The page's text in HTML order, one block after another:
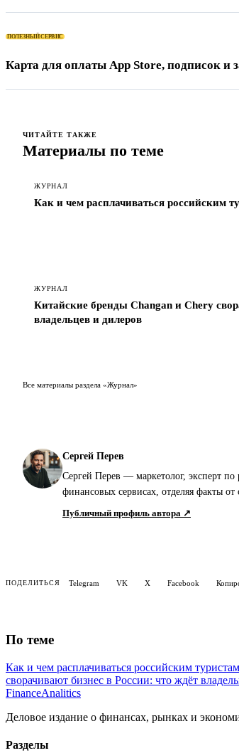
ПОЛЕЗНЫЙ СЕРВИС
Карта для оплаты App Store, подписок и
ЧИТАЙТЕ ТАКЖЕ
Материалы по теме
ЖУРНАЛ
Как и чем расплачиваться российским
ЖУРНАЛ
Китайские бренды Changan и Chery
владельцев и дилеров
Все материалы раздела «Журнал»
Сергей Перев
Сергей Перев — маркетолог, эксперт
финансовых сервисах, отделяя факты от
Публичный профиль автора ↗
ПОДЕЛИТЬСЯ Telegram VK X Facebook
По теме
Как и чем расплачиваться российским
сворачивают бизнес в России: что ждёт
FinanceAnalitics
Деловое издание о финансах, рынках и
Разделы